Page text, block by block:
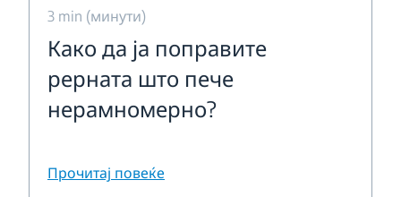
3 min (минути)
Како да ја поправите
рерната што пече
нерамномерно?
Прочитај повеќе